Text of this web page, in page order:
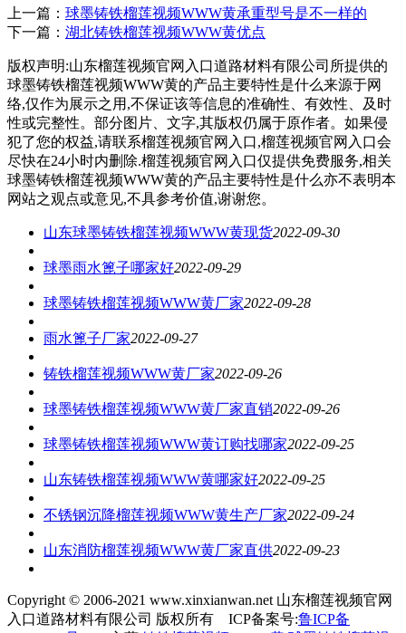
上一篇： 球墨铸铁榴莲视频WWW黄承重型号是不一样的
下一篇： 湖北铸铁榴莲视频WWW黄优点
版权声明:山东榴莲视频官网入口道路材料有限公司所提供的
球墨铸铁榴莲视频WWW黄的产品主要特性是什么来源于网
络,仅作为展示之用,不保证该等信息的准确性、有效性、及时
性或完整性。部分图片、文字,其版权仍属于原作者。如果侵
犯了您的权益,请联系榴莲视频官网入口,榴莲视频官网入口会
尽快在24小时内删除.榴莲视频官网入口仅提供免费服务,相关
球墨铸铁榴莲视频WWW黄的产品主要特性是什么亦不表明本
网站之观点或意见,不具参考价值,谢谢您。
山东球墨铸铁榴莲视频WWW黄现货2022-09-30
球墨雨水篦子哪家好2022-09-29
球墨铸铁榴莲视频WWW黄厂家2022-09-28
雨水篦子厂家2022-09-27
铸铁榴莲视频WWW黄厂家2022-09-26
球墨铸铁榴莲视频WWW黄厂家直销2022-09-26
球墨铸铁榴莲视频WWW黄订购找哪家2022-09-25
山东铸铁榴莲视频WWW黄哪家好2022-09-25
不锈钢沉降榴莲视频WWW黄生产厂家2022-09-24
山东消防榴莲视频WWW黄厂家直供2022-09-23
Copyright © 2006-2021 www.xinxianwan.net 山东榴莲视频官网
入口道路材料有限公司 版权所有 ICP备案号:鲁ICP备